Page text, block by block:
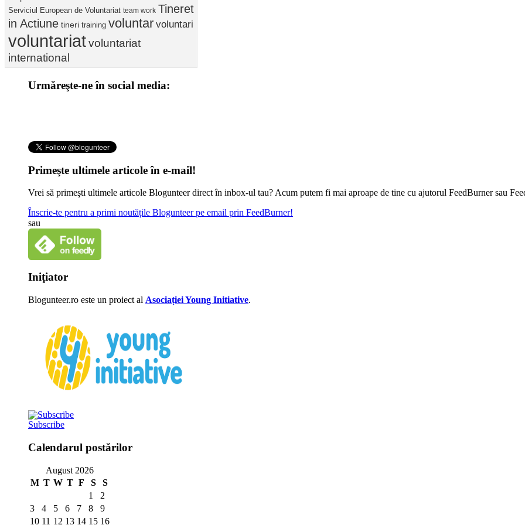
Serviciul European de Voluntariat team work Tineret
in Actiune tineri training voluntar voluntari
voluntariatvoluntariat
international
Urmăreşte-ne în social media:
Primeşte ultimele articole în e-mail!
Vrei să primeşti ultimele articole Blogunteer direct în inbox-ul tau? Acum putem fi mai aproape de tine cu ajutorul FeedBurner sau
Înscrie-te pentru a primi noutățile Blogunteer pe email prin FeedBurner!
sau
Iniţiator
Blogunteer.ro este un proiect al Asociației Young Initiative.
Subscribe
Calendarul postărilor
August 2026
M T W T F S
S
1
2
3
4 5 6 7 8
9
10 11 12 13 14 15 16